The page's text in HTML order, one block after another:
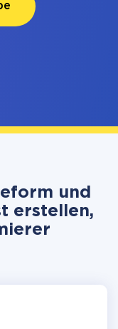
und
erstellen,